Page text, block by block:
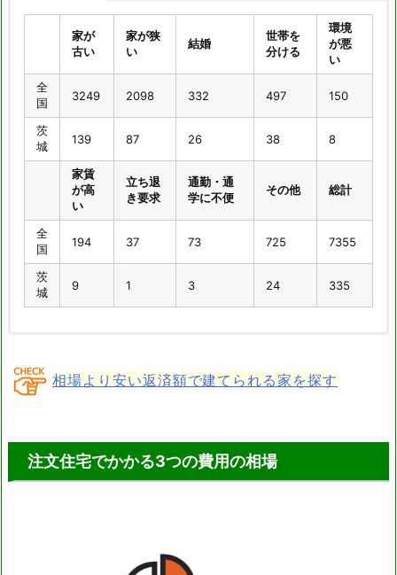
25 20 11 3 648
家が
古い
家が狭
い
結婚
世帯を
分ける
環境
が悪
い
全
国
3249 2098 332 497 150
茨
城
139 87 26 38 8
家賃
が高
い
立ち退
き要求
通勤・通
学に不便
その他 総計
全
国
194 37 73 725 7355
茨
城
9 1 3 24 335
古い
い
分ける
い
城
72 333 57 49
相場より安い返済額で建てられる家を探す
注文住宅でかかる3つの費用の相場